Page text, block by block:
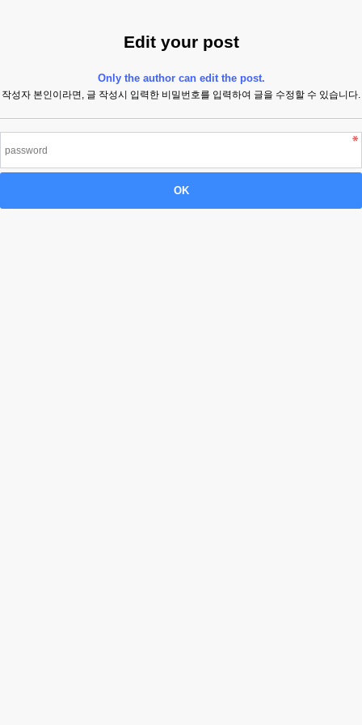
Edit your post
Only the author can edit the post.
작성자 본인이라면, 글 작성시 입력한 비밀번호를 입력하여 글을 수정할 수 있습니다.